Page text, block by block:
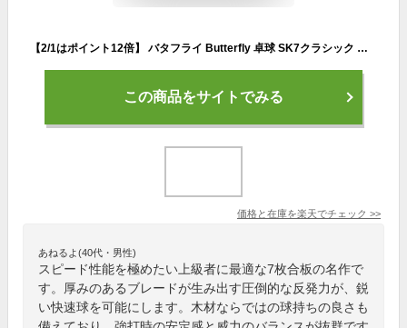
【2/1はポイント12倍】 バタフライ Butterfly 卓球 SK7クラシック ラケット シェーク 攻撃用 フレア FL 攻撃的 安定性 練習 部活 反発力 回転 スピン 36881
この商品をサイトでみる
価格と在庫を楽天でチェック >>
あねるよ(40代・男性)
スピード性能を極めたい上級者に最適な7枚合板の名作で
す。厚みのあるブレードが生み出す圧倒的な反発力が、鋭
い快速球を可能にします。木材ならではの球持ちの良さも